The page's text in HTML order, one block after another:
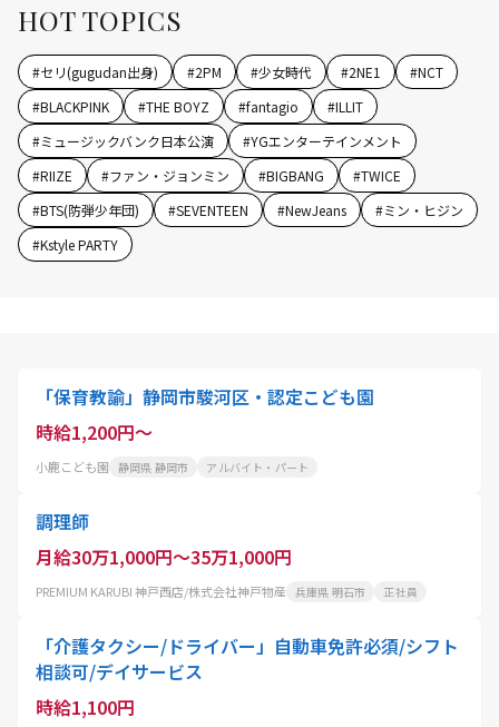
HOT TOPICS
#セリ(gugudan出身) #2PM #少女時代 #2NE1 #NCT
#BLACKPINK #THE BOYZ #fantagio #ILLIT
#ミュージックバンク日本公演 #YGエンターテインメント
#RIIZE #ファン・ジョンミン #BIGBANG #TWICE
#BTS(防弾少年団) #SEVENTEEN #NewJeans #ミン・ヒジン
#Kstyle PARTY
「保育教諭」静岡市駿河区・認定こども園
時給1,200円～
小鹿こども園 静岡県 静岡市 アルバイト・パート
調理師
月給30万1,000円～35万1,000円
PREMIUM KARUBI 神戸西店/株式会社神戸物産 兵庫県 明石市 正社員
「介護タクシー/ドライバー」自動車免許必須/シフト
相談可/デイサービス
時給1,100円